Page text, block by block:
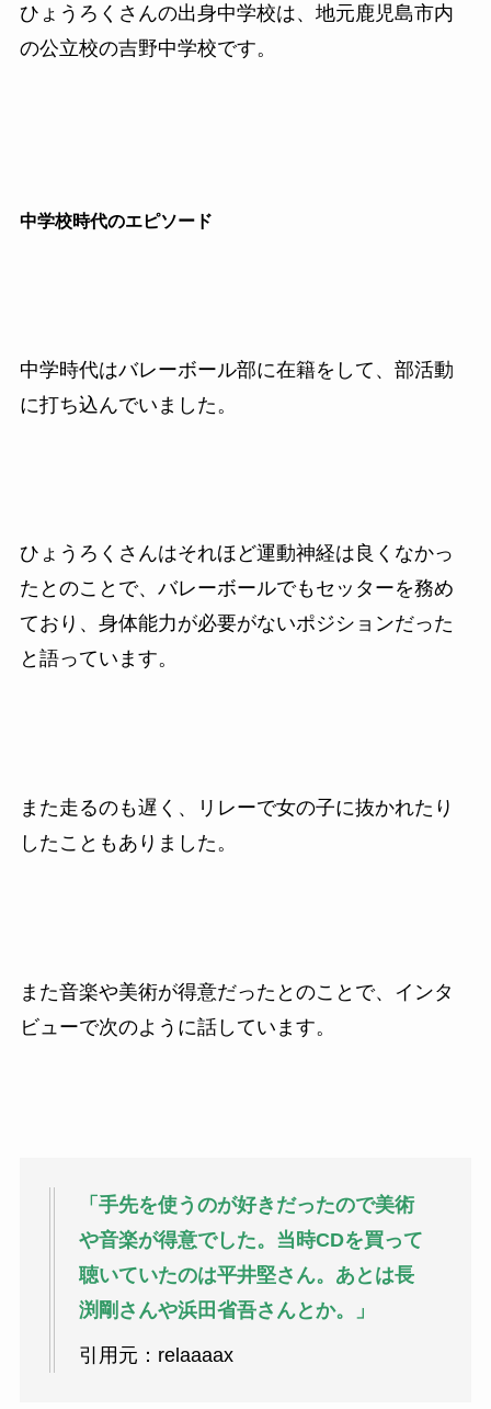
ひょうろくさんの出身中学校は、地元鹿児島市内
の公立校の吉野中学校です。
中学校時代のエピソード
中学時代はバレーボール部に在籍をして、部活動
に打ち込んでいました。
ひょうろくさんはそれほど運動神経は良くなかっ
たとのことで、バレーボールでもセッターを務め
ており、身体能力が必要がないポジションだった
と語っています。
また走るのも遅く、リレーで女の子に抜かれたり
したこともありました。
また音楽や美術が得意だったとのことで、インタ
ビューで次のように話しています。
「手先を使うのが好きだったので美術
や音楽が得意でした。当時CDを買って
聴いていたのは平井堅さん。あとは長
渕剛さんや浜田省吾さんとか。」
引用元：relaaaax